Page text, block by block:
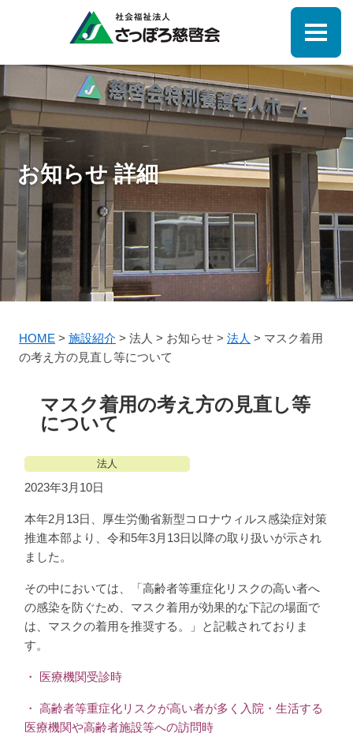
お知らせ 詳細
HOME > 施設紹介 > 法人 > お知らせ > 法人 > マスク着用
の考え方の見直し等について
マスク着用の考え方の見直し等
について
法人
2023年3月10日
本年2月 13日、厚生労働省新型コロナウィルス感染症対策
推進本部より、令和5年3月 13日以降の取り扱いが示され
ました。
その中においては、「高齢者等重症化リスクの高い者へ
の感染を防ぐため、マスク着用が効果的な下記の場面で
は、マスクの着用を推奨する。」と記載されておりま
す。
・ 医療機関受診時
・ 高齢者等重症化リスクが高い者が多く入院・生活する
医療機関や高齢者施設等への訪問時